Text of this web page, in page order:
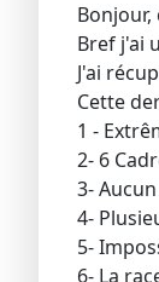
Bref j'ai
J'ai
Cette
1 -
2- 6
3-
4-
5-
6- La